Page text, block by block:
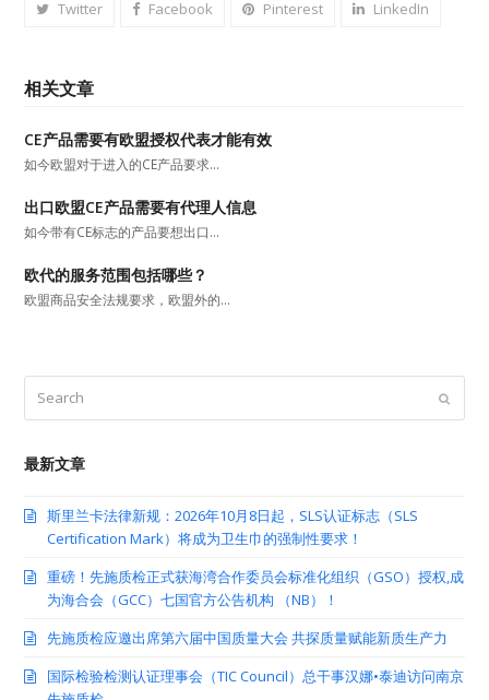
Twitter Facebook Pinterest LinkedIn
相关文章
CE产品需要有欧盟授权代表才能有效
如今欧盟对于进入的CE产品要求…
出口欧盟CE产品需要有代理人信息
如今带有CE标志的产品要想出口…
欧代的服务范围包括哪些？
欧盟商品安全法规要求，欧盟外的…
最新文章
斯里兰卡法律新规：2026年10月8日起，SLS认证标志（SLS
Certification Mark）将成为卫生巾的强制性要求！
重磅！先施质检正式获海湾合作委员会标准化组织（GSO）授权,成
为海合会（GCC）七国官方公告机构 （NB）！
先施质检应邀出席第六届中国质量大会 共探质量赋能新质生产力
国际检验检测认证理事会（TIC Council）总干事汉娜•泰迪访问南京